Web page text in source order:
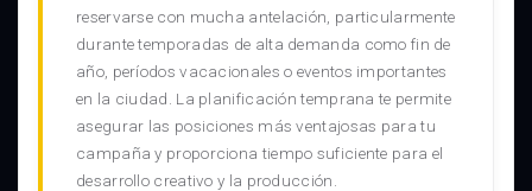
reservarse con mucha antelación, particularmente
durante temporadas de alta demanda como fin de
año, períodos vacacionales o eventos importantes
en la ciudad. La planificación temprana te permite
asegurar las posiciones más ventajosas para tu
campaña y proporciona tiempo suficiente para el
desarrollo creativo y la producción.